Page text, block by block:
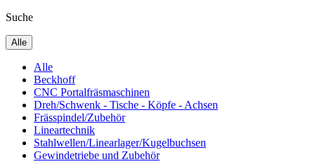
Suche
Alle
Alle
Beckhoff
CNC Portalfräsmaschinen
Dreh/Schwenk - Tische - Köpfe - Achsen
Frässpindel/Zubehör
Lineartechnik
Stahlwellen/Linearlager/Kugelbuchsen
Gewindetriebe und Zubehör